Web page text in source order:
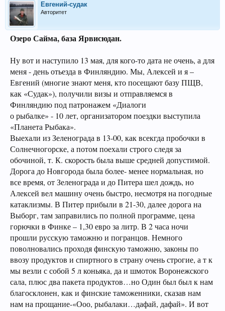
Евгений-судак
Авторитет
Озеро Сайма, база Ярвисюдан.
Ну вот и наступило 13 мая, для кого-то дата не очень, а для
меня - день отьезда в Финляндию. Мы, Алексей и я –
Евгений (многие знают меня, кто посещают базу ПЩВ,
как «Судак»), получили визы и отправляемся в
Финляндию под патронажем «Диалоги
о рыбалке» - 10 лет, организатором поездки выступила
«Планета Рыбака».
Выехали из Зеленограда в 13-00, как всекгда пробочки в
Солнечногорске, а потом поехали строго следя за
обочиной, т. К. скорость была выше средней допустимой.
Дорога до Новгорода была более- менее нормальная, но
все время, от Зеленограда и до Питера шел дождь, но
Алексей вел машину очень быстро, несмотря на погодные
катаклизмы. В Питер прибыли в 21-30, далее дорога на
Выборг, там заправились по полной программе, цена
горючки в Финке – 1,30 евро за литр. В 2 часа ночи
прошли русскую таможню и погранцов. Немного
поволновались проходя финскую таможню, законы по
ввозу продуктов и спиртного в страну очень строгие, а т к
мы везли с собой 5 л коньяка, да и шмоток Воронежского
сала, плюс два пакета продуктов…но Один был был к нам
благосклонен, как и финские таможенники, сказав нам
нам на прощание-«Ооо, рыбалаки…дафай, дафай». И вот